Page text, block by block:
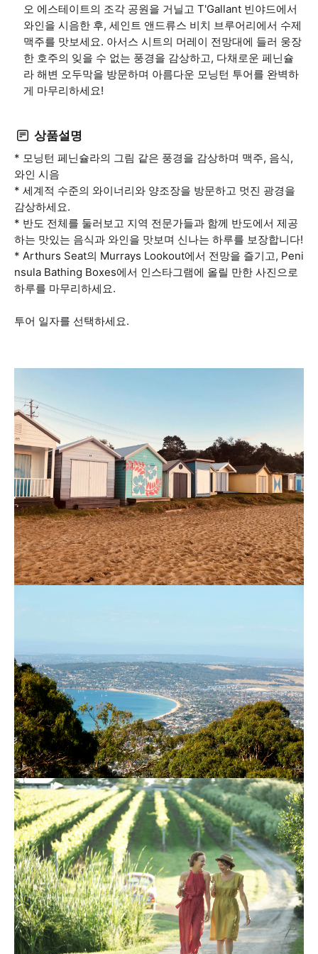
오 에스테이트의 조각 공원을 거닐고 T'Gallant 빈야드에서
와인을 시음한 후, 세인트 앤드류스 비치 브루어리에서 수제
맥주를 맛보세요. 아서스 시트의 머레이 전망대에 들러 웅장
한 호주의 잊을 수 없는 풍경을 감상하고, 다채로운 페닌슐
라 해변 오두막을 방문하며 아름다운 모닝턴 투어를 완벽하
게 마무리하세요!
상품설명
* 모닝턴 페닌슐라의 그림 같은 풍경을 감상하며 맥주, 음식,
와인 시음
* 세계적 수준의 와이너리와 양조장을 방문하고 멋진 광경을
감상하세요.
* 반도 전체를 둘러보고 지역 전문가들과 함께 반도에서 제공
하는 맛있는 음식과 와인을 맛보며 신나는 하루를 보장합니다!
* Arthurs Seat의 Murrays Lookout에서 전망을 즐기고, Peni
nsula Bathing Boxes에서 인스타그램에 올릴 만한 사진으로
하루를 마무리하세요.
투어 일자를 선택하세요.